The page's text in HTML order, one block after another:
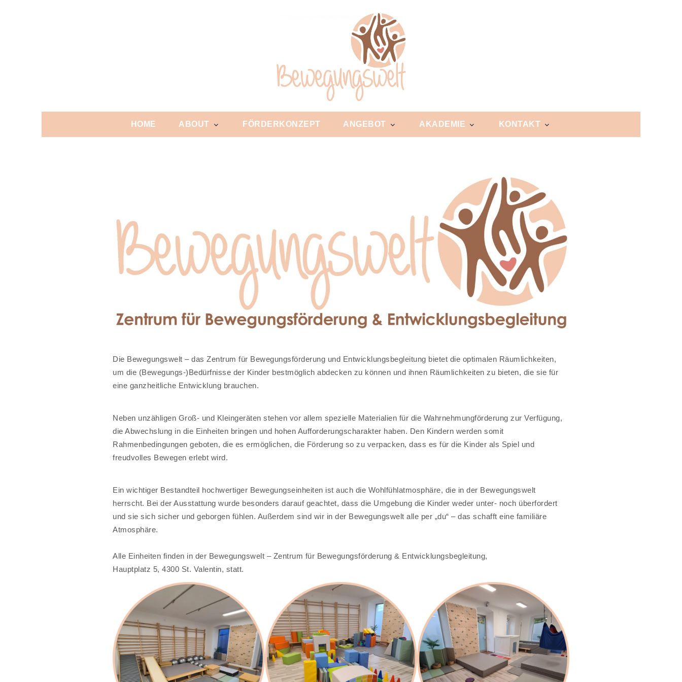
HOME ABOUT FÖRDERKONZEPT ANGEBOT AKADEMIE KONTAKT
Die Bewegungswelt – das Zentrum für Bewegungsförderung und Entwicklungsbegleitung bietet die optimalen Räumlichkeiten,
um die (Bewegungs-)Bedürfnisse der Kinder bestmöglich abdecken zu können und ihnen Räumlichkeiten zu bieten, die sie für
eine ganzheitliche Entwicklung brauchen.
Neben unzähligen Groß- und Kleingeräten stehen vor allem spezielle Materialien für die Wahrnehmungförderung zur Verfügung,
die Abwechslung in die Einheiten bringen und hohen Aufforderungscharakter haben. Den Kindern werden somit
Rahmenbedingungen geboten, die es ermöglichen, die Förderung so zu verpacken, dass es für die Kinder als Spiel und
freudvolles Bewegen erlebt wird.
Ein wichtiger Bestandteil hochwertiger Bewegungseinheiten ist auch die Wohlfühlatmosphäre, die in der Bewegungswelt
herrscht. Bei der Ausstattung wurde besonders darauf geachtet, dass die Umgebung die Kinder weder unter- noch überfordert
und sie sich sicher und geborgen fühlen. Außerdem sind wir in der Bewegungswelt alle per „du“ – das schafft eine familiäre
Atmosphäre.
Alle Einheiten finden in der Bewegungswelt – Zentrum für Bewegungsförderung & Entwicklungsbegleitung,
Hauptplatz 5, 4300 St. Valentin, statt.